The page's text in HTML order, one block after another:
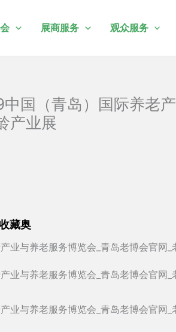
展商服务 观众服务
国（青岛）国际养老产
产业展
藏奥